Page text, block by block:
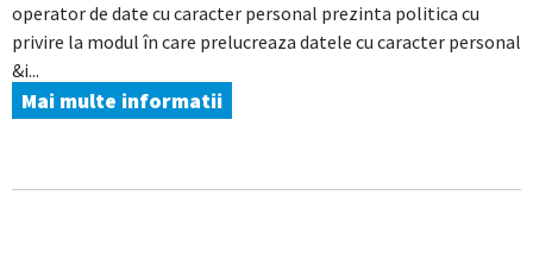
operator de date cu caracter personal prezinta politica cu
privire la modul în care prelucreaza datele cu caracter personal
&i...
Mai multe informatii